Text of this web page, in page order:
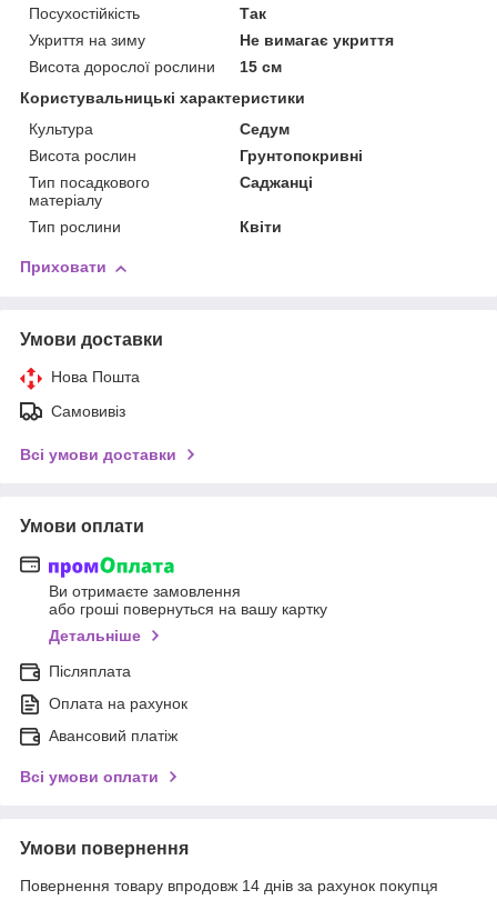
Посухостійкість
Так
Укриття на зиму
Не вимагає укриття
Висота дорослої рослини
15 см
Користувальницькі характеристики
Культура
Седум
Висота рослин
Грунтопокривні
Тип посадкового
матеріалу
Саджанці
Тип рослини Квіти
Приховати
Умови доставки
Нова Пошта
Самовивіз
Всі умови доставки
Умови оплати
Ви отримаєте замовлення
або гроші повернуться на вашу картку
Детальніше
Післяплата
Оплата на рахунок
Авансовий платіж
Всі умови оплати
Умови повернення
Повернення товару впродовж 14 днів за рахунок покупця